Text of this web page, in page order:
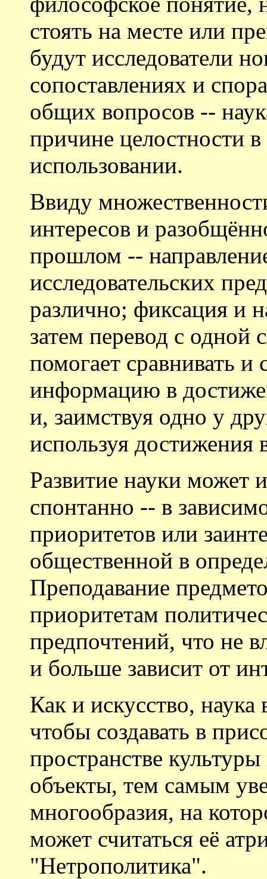
стоять на месте или
будут исследователи
сопоставлениях и
общих вопросов --
причине целостности
использовании.
Ввиду
интересов и
прошлом --
исследовательских
различно; фиксация и
затем перевод с одной
помогает сравнивать
информацию в
и, заимствуя одно у
используя достижения
Развитие науки может
спонтанно -- в
приоритетов или
общественной в
Преподавание
приоритетам
предпочтений, что не
и больше зависит от
Как и искусство,
чтобы создавать в
пространстве
объекты, тем самым
многообразия, на
может считаться её
"Нетрополитика".